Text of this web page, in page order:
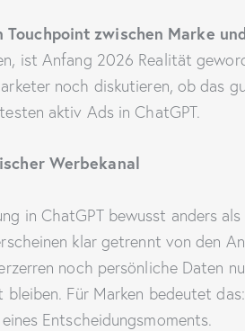
Touchpoint zwischen Marke
ist Anfang 2026 Realität
noch diskutieren, ob das
aktiv Ads in ChatGPT.
Werbekanal
in ChatGPT bewusst anders als
klar getrennt von den
noch persönliche Daten
Für Marken bedeutet
Entscheidungsmoments.